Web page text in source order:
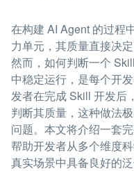
在构建 AI Agent 的过程
力单元，其质量直接决
然而，如何判断一个
中稳定运行，是每个开
发者在完成 Skill 开发后
判断其质量，这种做法
问题。本文将介绍一套
帮助开发者从多个维度
真实场景中具备良好的泛